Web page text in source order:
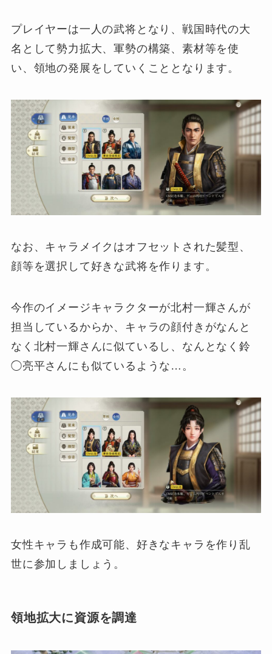
プレイヤーは一人の武将となり、戦国時代の大
名として勢力拡大、軍勢の構築、素材等を使
い、領地の発展をしていくこととなります。
なお、キャラメイクはオフセットされた髪型、
顔等を選択して好きな武将を作ります。
今作のイメージキャラクターが北村一輝さんが
担当しているからか、キャラの顔付きがなんと
なく北村一輝さんに似ているし、なんとなく鈴
◯亮平さんにも似ているような…。
女性キャラも作成可能、好きなキャラを作り乱
世に参加しましょう。
領地拡大に資源を調達